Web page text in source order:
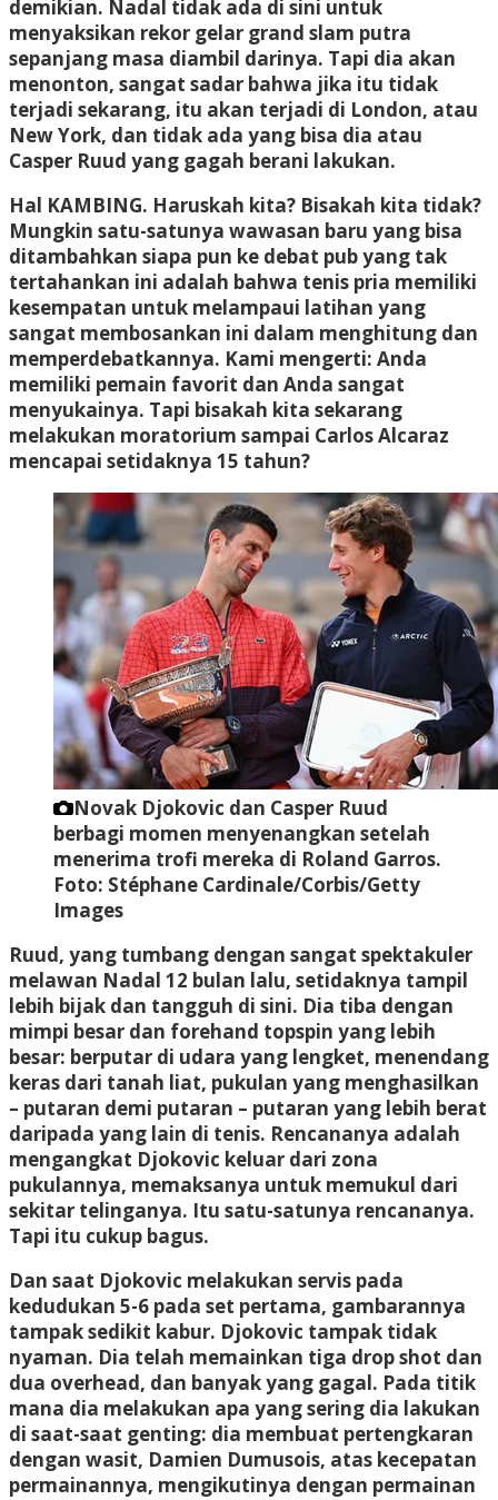
demikian. Nadal tidak ada di sini untuk
menyaksikan rekor gelar grand slam putra
sepanjang masa diambil darinya. Tapi dia akan
menonton, sangat sadar bahwa jika itu tidak
terjadi sekarang, itu akan terjadi di London, atau
New York, dan tidak ada yang bisa dia atau
Casper Ruud yang gagah berani lakukan.
Hal KAMBING. Haruskah kita? Bisakah kita tidak?
Mungkin satu-satunya wawasan baru yang bisa
ditambahkan siapa pun ke debat pub yang tak
tertahankan ini adalah bahwa tenis pria memiliki
kesempatan untuk melampaui latihan yang
sangat membosankan ini dalam menghitung dan
memperdebatkannya. Kami mengerti: Anda
memiliki pemain favorit dan Anda sangat
menyukainya. Tapi bisakah kita sekarang
melakukan moratorium sampai Carlos Alcaraz
mencapai setidaknya 15 tahun?
Novak Djokovic dan Casper Ruud
berbagi momen menyenangkan setelah
menerima trofi mereka di Roland Garros.
Foto: Stéphane Cardinale/Corbis/Getty
Images
Ruud, yang tumbang dengan sangat spektakuler
melawan Nadal 12 bulan lalu, setidaknya tampil
lebih bijak dan tangguh di sini. Dia tiba dengan
mimpi besar dan forehand topspin yang lebih
besar: berputar di udara yang lengket, menendang
keras dari tanah liat, pukulan yang menghasilkan
– putaran demi putaran – putaran yang lebih berat
daripada yang lain di tenis. Rencananya adalah
mengangkat Djokovic keluar dari zona
pukulannya, memaksanya untuk memukul dari
sekitar telinganya. Itu satu-satunya rencananya.
Tapi itu cukup bagus.
Dan saat Djokovic melakukan servis pada
kedudukan 5-6 pada set pertama, gambarannya
tampak sedikit kabur. Djokovic tampak tidak
nyaman. Dia telah memainkan tiga drop shot dan
dua overhead, dan banyak yang gagal. Pada titik
mana dia melakukan apa yang sering dia lakukan
di saat-saat genting: dia membuat pertengkaran
dengan wasit, Damien Dumusois, atas kecepatan
permainannya, mengikutinya dengan permainan